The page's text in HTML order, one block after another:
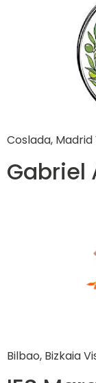
Coslada,
Gabriel
Bilbao, Bizkaia